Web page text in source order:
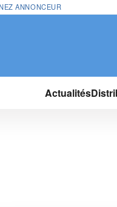
ANNONCEUR
Actualités